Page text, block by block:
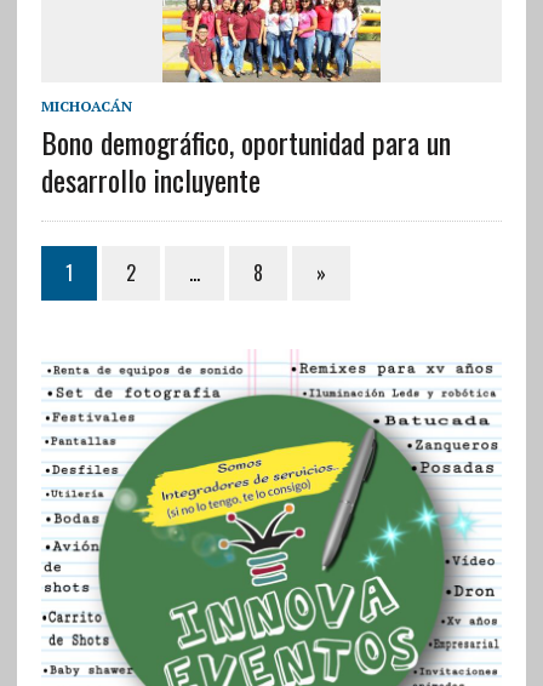
MICHOACÁN
Bono demográfico, oportunidad para un
desarrollo incluyente
1 2 … 8 »